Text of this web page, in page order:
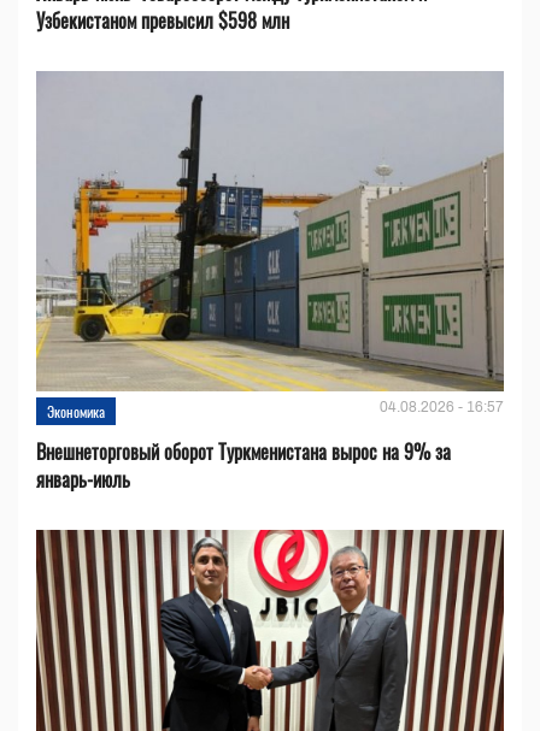
Узбекистаном превысил $598 млн
Экономика 04.08.2026 - 16:57
Внешнеторговый оборот Туркменистана вырос на 9% за
январь-июль